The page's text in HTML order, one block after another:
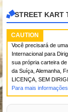
STREET KART
CAUTION
Você precisará de
Internacional para
sua própria carteira
da Suíça, Alemanha,
LICENÇA, SEM
Para mais informações.